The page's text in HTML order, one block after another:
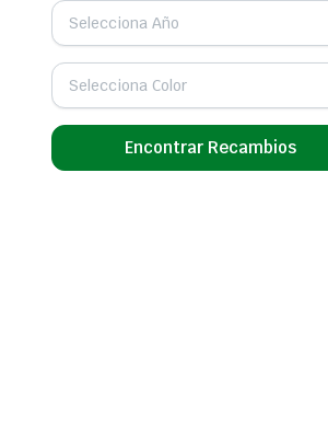
Selecciona Año
Selecciona Color
Encontrar Recambios